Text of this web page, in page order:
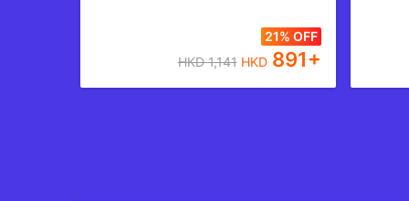
21% OFF
HKD1,141 HKD 891+